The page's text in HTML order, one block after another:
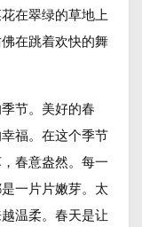
在翠绿的草地上
在跳着欢快的舞
节。美好的春
福。在这个季节
春意盎然。每一
一片片嫩芽。太
温柔。春天是让